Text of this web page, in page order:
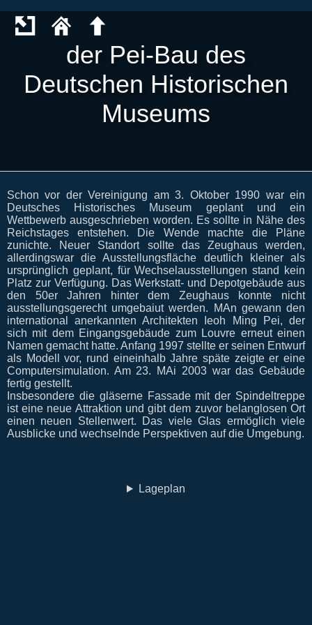
der Pei-Bau des
Deutschen Historischen
Museums
Schon vor der Vereinigung am 3. Oktober 1990 war ein
Deutsches Historisches Museum geplant und ein
Wettbewerb ausgeschrieben worden. Es sollte in Nähe des
Reichstages entstehen. Die Wende machte die Pläne
zunichte. Neuer Standort sollte das Zeughaus werden,
allerdingswar die Ausstellungsfläche deutlich kleiner als
ursprünglich geplant, für Wechselausstellungen stand kein
Platz zur Verfügung. Das Werkstatt- und Depotgebäude aus
den 50er Jahren hinter dem Zeughaus konnte nicht
ausstellungsgerecht umgebaiut werden. MAn gewann den
international anerkannten Architekten Ieoh Ming Pei, der
sich mit dem Eingangsgebäude zum Louvre erneut einen
Namen gemacht hatte. Anfang 1997 stellte er seinen Entwurf
als Modell vor, rund eineinhalb Jahre späte zeigte er eine
Computersimulation. Am 23. MAi 2003 war das Gebäude
fertig gestellt.
Insbesondere die gläserne Fassade mit der Spindeltreppe
ist eine neue Attraktion und gibt dem zuvor belanglosen Ort
einen neuen Stellenwert. Das viele Glas ermöglich viele
Ausblicke und wechselnde Perspektiven auf die Umgebung.
Lageplan